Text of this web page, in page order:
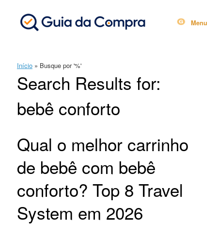
Menu
Início » Busque por '%'
Search Results for:
bebê conforto
Qual o melhor carrinho
de bebê com bebê
conforto? Top 8 Travel
System em 2026